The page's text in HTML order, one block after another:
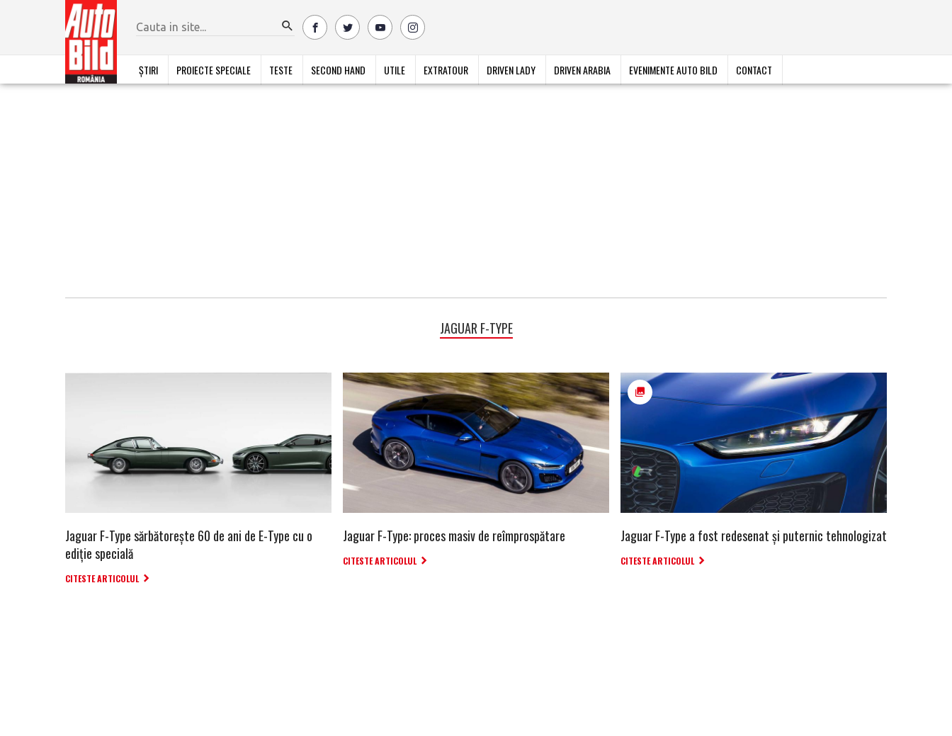
ȘTIRI PROIECTE SPECIALE TESTE SECOND HAND UTILE EXTRATOUR DRIVEN LADY DRIVEN ARABIA EVENIMENTE AUTO BILD CONTACT
JAGUAR F-TYPE
Jaguar F-Type sărbătorește 60 de ani de E-Type cu o
ediție specială
CITESTE ARTICOLUL
Jaguar F-Type: proces masiv de reîmprospătare
CITESTE ARTICOLUL
Jaguar F-Type a fost redesenat și puternic tehnologizat
CITESTE ARTICOLUL